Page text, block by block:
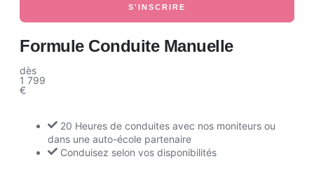
S'INSCRIRE
Formule Conduite Manuelle
dès
1 799
€
20 Heures de conduites avec nos moniteurs ou
dans une auto-école partenaire
Conduisez selon vos disponibilités